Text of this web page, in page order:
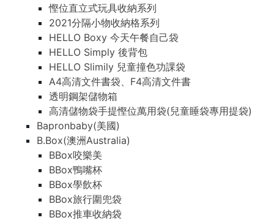
慳位直立式玩具收納系列
2021分隔小物收納格系列
HELLO Boxy 今天午餐自己袋
HELLO Simply 後背包
HELLO Slimily 兒童撞色功課袋
A4高清文件書袋、F4高清文件書
透明鋼架儲物箱
高清儲物袋手提慳位萬用袋(兒童睡袋專用提袋)
Bapronbaby(美國)
B.Box(澳洲Australia)
BBox咬樂美
BBox鴨嘴杯
BBox學飲杯
BBox旅行圍兜袋
BBox推車收納袋